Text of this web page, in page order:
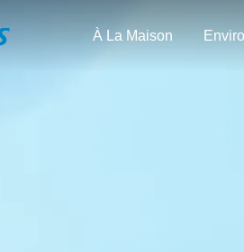
À La Maison